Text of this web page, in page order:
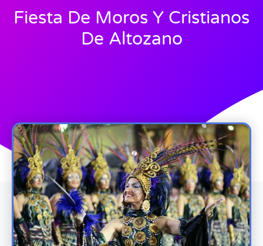
Fiesta De Moros Y Cristianos
De Altozano